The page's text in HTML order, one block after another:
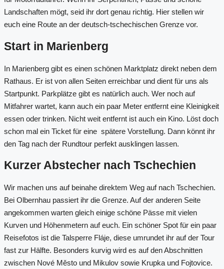
Landschaften mögt, seid ihr dort genau richtig. Hier stellen wir
euch eine Route an der deutsch-tschechischen Grenze vor.
Start in Marienberg
In Marienberg gibt es einen schönen Marktplatz direkt neben dem
Rathaus. Er ist von allen Seiten erreichbar und dient für uns als
Startpunkt. Parkplätze gibt es natürlich auch. Wer noch auf
Mitfahrer wartet, kann auch ein paar Meter entfernt eine Kleinigkeit
essen oder trinken. Nicht weit entfernt ist auch ein Kino. Löst doch
schon mal ein Ticket für eine spätere Vorstellung. Dann könnt ihr
den Tag nach der Rundtour perfekt ausklingen lassen.
Kurzer Abstecher nach Tschechien
Wir machen uns auf beinahe direktem Weg auf nach Tschechien.
Bei Olbernhau passiert ihr die Grenze. Auf der anderen Seite
angekommen warten gleich einige schöne Pässe mit vielen
Kurven und Höhenmetern auf euch. Ein schöner Spot für ein paar
Reisefotos ist die Talsperre Fláje, diese umrundet ihr auf der Tour
fast zur Hälfte. Besonders kurvig wird es auf den Abschnitten
zwischen Nové Město und Mikulov sowie Krupka und Fojtovice.